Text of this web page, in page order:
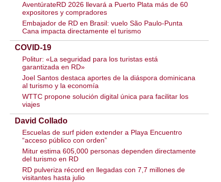
AventúrateRD 2026 llevará a Puerto Plata más de 60
expositores y compradores
Embajador de RD en Brasil: vuelo São Paulo-Punta
Cana impacta directamente el turismo
COVID-19
Politur: «La seguridad para los turistas está
garantizada en RD»
Joel Santos destaca aportes de la diáspora dominicana
al turismo y la economía
WTTC propone solución digital única para facilitar los
viajes
David Collado
Escuelas de surf piden extender a Playa Encuentro
“acceso público con orden”
Mitur estima 605,000 personas dependen directamente
del turismo en RD
RD pulveriza récord en llegadas con 7,7 millones de
visitantes hasta julio